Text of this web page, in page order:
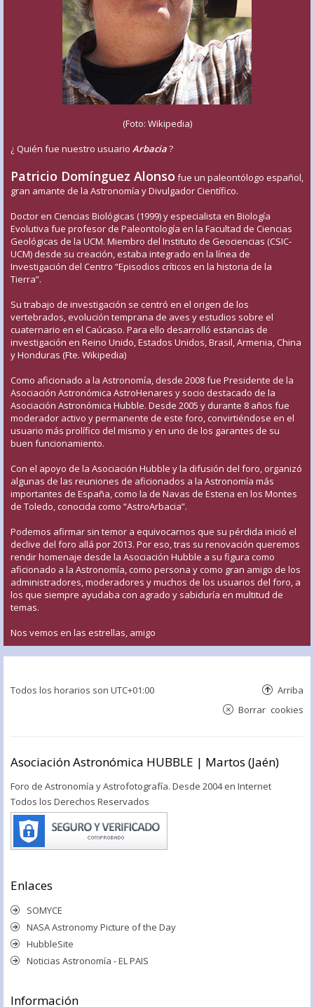
(Foto: Wikipedia)
¿ Quién fue nuestro usuario Arbacia?
Patricio Domínguez Alonso fue un paleontólogo español,
gran amante de la Astronomía y Divulgador Científico.
Doctor en Ciencias Biológicas (1999) y especialista en Biología
Evolutiva fue profesor de Paleontología en la Facultad de Ciencias
Geológicas de la UCM. Miembro del Instituto de Geociencias (CSIC-
UCM) desde su creación, estaba integrado en la línea de
Investigación del Centro “Episodios críticos en la historia de la
Tierra”.
Su trabajo de investigación se centró en el origen de los
vertebrados, evolución temprana de aves y estudios sobre el
cuaternario en el Caúcaso. Para ello desarrolló estancias de
investigación en Reino Unido, Estados Unidos, Brasil, Armenia, China
y Honduras (Fte. Wikipedia)
Como aficionado a la Astronomía, desde 2008 fue Presidente de la
Asociación Astronómica AstroHenares y socio destacado de la
Asociación Astronómica Hubble. Desde 2005 y durante 8 años fue
moderador activo y permanente de este foro, convirtiéndose en el
usuario más prolífico del mismo y en uno de los garantes de su
buen funcionamiento.
Con el apoyo de la Asociación Hubble y la difusión del foro, organizó
algunas de las reuniones de aficionados a la Astronomía más
importantes de España, como la de Navas de Estena en los Montes
de Toledo, conocida como “AstroArbacia”.
Podemos afirmar sin temor a equivocarnos que su pérdida inició el
declive del foro allá por 2013. Por eso, tras su renovación queremos
rendir homenaje desde la Asociación Hubble a su figura como
aficionado a la Astronomía, como persona y como gran amigo de los
administradores, moderadores y muchos de los usuarios del foro, a
los que siempre ayudaba con agrado y sabiduría en multitud de
temas.
Nos vemos en las estrellas, amigo
Todos los horarios son UTC+01:00 Arriba
Borrar cookies
Asociación Astronómica HUBBLE | Martos (Jaén)
Foro de Astronomía y Astrofotografía. Desde 2004 en Internet
Todos los Derechos Reservados
Enlaces
SOMYCE
NASA Astronomy Picture of the Day
HubbleSite
Noticias Astronomía - EL PAIS
Información